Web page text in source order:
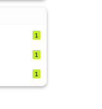
1
1
1